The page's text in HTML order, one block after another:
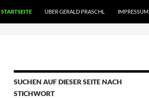
STARTSEITE ÜBER GERALD PRASCHL IMPRESSUM
SUCHEN AUF DIESER SEITE NACH
STICHWORT